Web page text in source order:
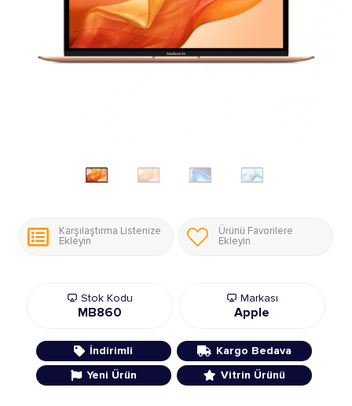
Karşılaştırma Listenize
Ekleyin
Ürünü Favorilere
Ekleyin
Stok Kodu
MB860
Markası
Apple
İndirimli
Kargo Bedava
Yeni Ürün
Vitrin Ürünü